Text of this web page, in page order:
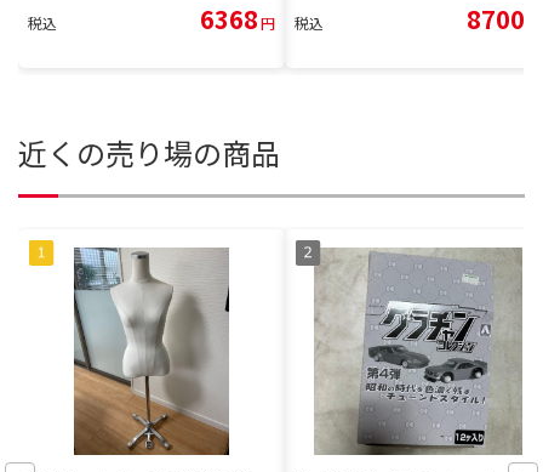
税込 6368円 税込 8700
近くの売り場の商品